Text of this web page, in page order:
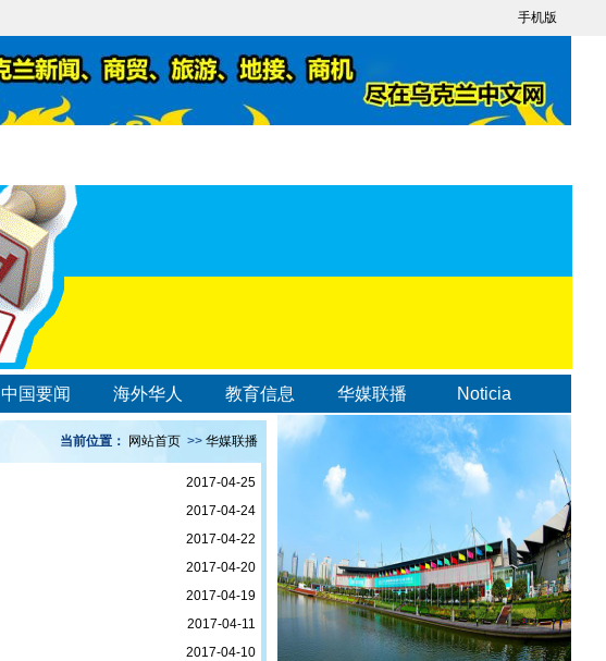
手机版
中国要闻 海外华人 教育信息 华媒联播 Noticia
当前位置： 网站首页 >> 华媒联播
2017-04-25
2017-04-24
2017-04-22
2017-04-20
2017-04-19
2017-04-11
2017-04-10